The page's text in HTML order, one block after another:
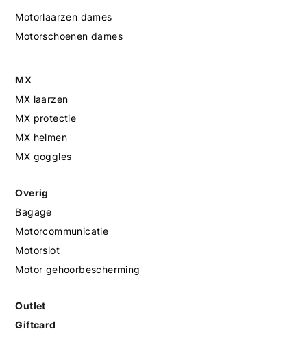
Motorlaarzen dames
Motorschoenen dames
MX
MX laarzen
MX protectie
MX helmen
MX goggles
Overig
Bagage
Motorcommunicatie
Motorslot
Motor gehoorbescherming
Outlet
Giftcard